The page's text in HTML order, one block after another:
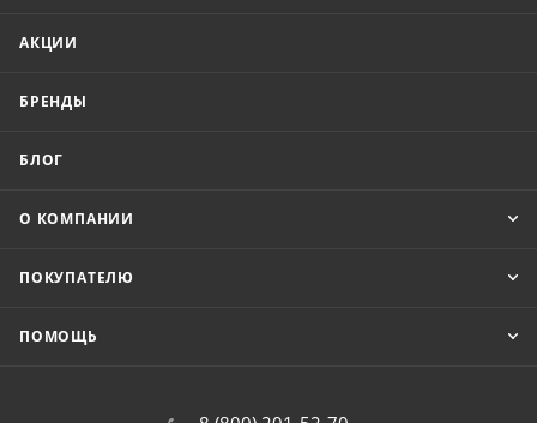
АКЦИИ
БРЕНДЫ
БЛОГ
О КОМПАНИИ
ПОКУПАТЕЛЮ
ПОМОЩЬ